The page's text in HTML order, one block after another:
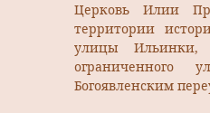
Церковь Илии
территории
улицы Ильинки,
ограниченного
Богоявленским